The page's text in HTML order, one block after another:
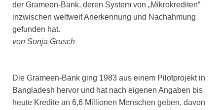
der Grameen-Bank, deren System von „Mikrokrediten“
inzwischen weltweit Anerkennung und Nachahmung
gefunden hat.
von Sonja Grusch
Die Grameen-Bank ging 1983 aus einem Pilotprojekt in
Bangladesh hervor und hat nach eigenen Angaben bis
heute Kredite an 6,6 Millionen Menschen geben, davon